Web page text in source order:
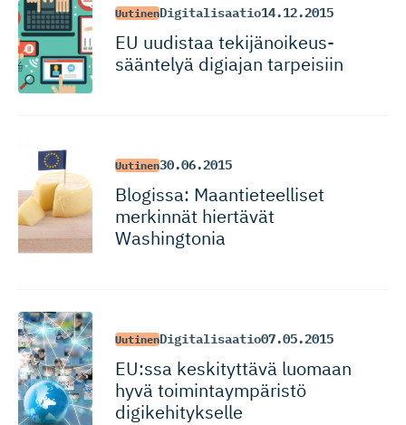
UutinenDigitalisaatio14.12.2015
EU uudistaa tekijänoi­keus­
sääntelyä digiajan tarpeisiin
Uutinen30.06.2015
Blogissa: Maantieteelliset
merkinnät hiertävät
Washingtonia
UutinenDigitalisaatio07.05.2015
EU:ssa keskityttävä luomaan
hyvä toimintaym­päristö
digikehitykselle